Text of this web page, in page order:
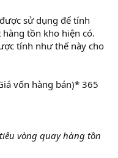
sử dụng để tính
tồn kho hiện có.
tính như thế này cho
vốn hàng bán)* 365
vòng quay hàng tồn